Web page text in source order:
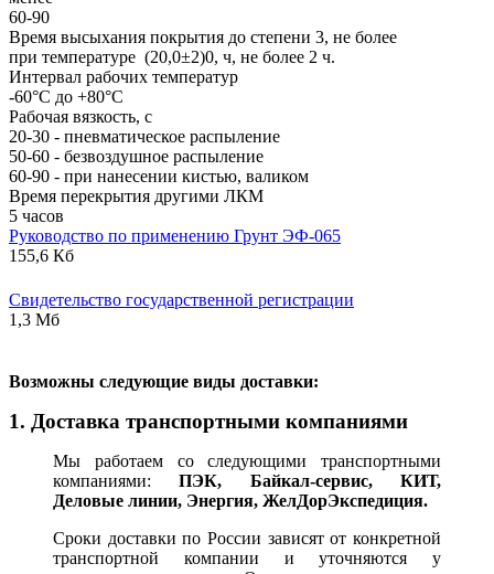
60-90
Время высыхания покрытия до степени 3, не более
при температуре (20,0±2)0, ч, не более 2 ч.
Интервал рабочих температур
-60°С до +80°С
Рабочая вязкость, с
20-30 - пневматическое распыление
50-60 - безвоздушное распыление
60-90 - при нанесении кистью, валиком
Время перекрытия другими ЛКМ
5 часов
Руководство по применению Грунт ЭФ-065
155,6 Кб
Свидетельство государственной регистрации
1,3 Мб
Возможны следующие виды доставки:
1. Доставка транспортными компаниями
Мы работаем со следующими транспортными
компаниями:ПЭК, Байкал-сервис, КИТ,
Деловые линии, Энергия, ЖелДорЭкспедиция.
Сроки доставки по России зависят от конкретной
транспортной компании и уточняются у